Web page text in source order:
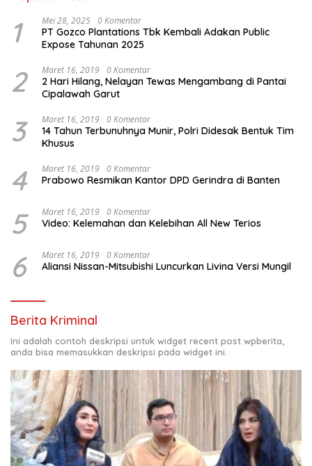
1 Mei 28, 2025 0 Komentar
PT Gozco Plantations Tbk Kembali Adakan Public
Expose Tahunan 2025
2 Maret 16, 2019 0 Komentar
2 Hari Hilang, Nelayan Tewas Mengambang di Pantai
Cipalawah Garut
3 Maret 16, 2019 0 Komentar
14 Tahun Terbunuhnya Munir, Polri Didesak Bentuk Tim
Khusus
4 Maret 16, 2019 0 Komentar
Prabowo Resmikan Kantor DPD Gerindra di Banten
5 Maret 16, 2019 0 Komentar
Video: Kelemahan dan Kelebihan All New Terios
6 Maret 16, 2019 0 Komentar
Aliansi Nissan-Mitsubishi Luncurkan Livina Versi Mungil
Berita Kriminal
Ini adalah contoh deskripsi untuk widget recent post wpberita,
anda bisa memasukkan deskripsi pada widget ini.